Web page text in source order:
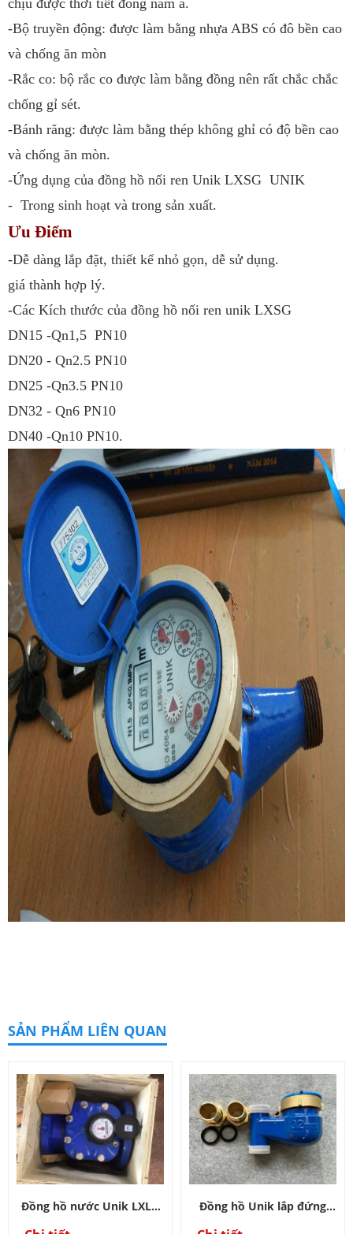
chịu được thời tiết đông nam á.
-Bộ truyền động: được làm bằng nhựa ABS có đô bền cao
và chống ăn mòn
-Rắc co: bộ rắc co được làm bằng đồng nên rất chắc chắc
chống gỉ sét.
-Bánh răng: được làm bằng thép không ghỉ có độ bền cao
và chống ăn mòn.
-Ứng dụng của đồng hồ nối ren Unik LXSG UNIK
- Trong sinh hoạt và trong sản xuất.
Ưu Điểm
-Dễ dàng lắp đặt, thiết kế nhỏ gọn, dễ sử dụng.
giá thành hợp lý.
-Các Kích thước của đồng hồ nối ren unik LXSG
DN15 -Qn1,5 PN10
DN20 - Qn2.5 PN10
DN25 -Qn3.5 PN10
DN32 - Qn6 PN10
DN40 -Qn10 PN10.
SẢN PHẨM LIÊN QUAN
Đồng hồ nước Unik LXLG
Đồng hồ Unik lắp đứng